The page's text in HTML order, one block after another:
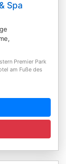
Spa
Premier Park
am Fuße des